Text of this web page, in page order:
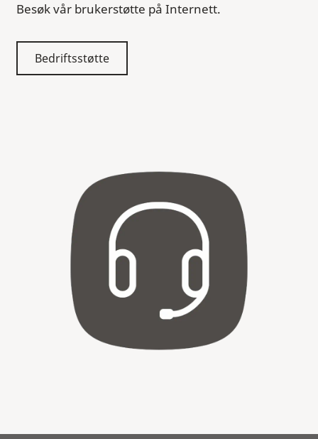
Besøk vår brukerstøtte på Internett.
Bedriftsstøtte